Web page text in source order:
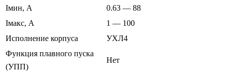
Iмин, А
0.63 — 88
Iмакс, А
1 — 100
Исполнение корпуса
УХЛ4
Функция плавного пуска
(УПП)
Нет